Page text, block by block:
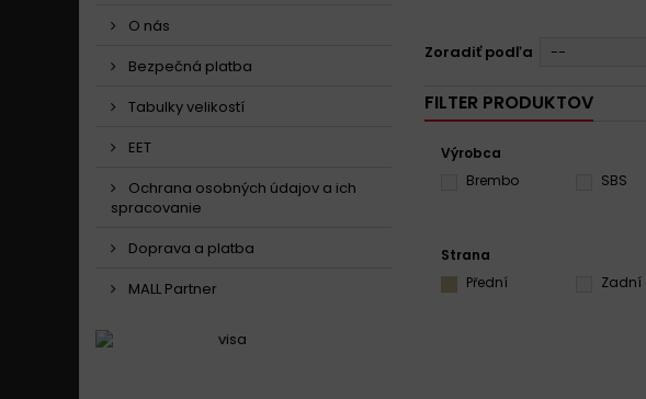
O nás
Bezpečná platba
Tabulky velikostí
EET
Ochrana osobných údajov a ich
spracovanie
Doprava a platba
MALL Partner
Zoradiť podľa --
FILTER PRODUKTOV
Výrobca
Brembo
SBS
Strana
Přední
Zadní